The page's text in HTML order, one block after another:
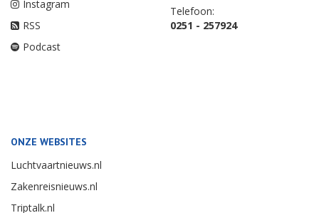
Instagram
RSS
Podcast
Telefoon:
0251 - 257924
ONZE WEBSITES
Luchtvaartnieuws.nl
Zakenreisnieuws.nl
Triptalk.nl